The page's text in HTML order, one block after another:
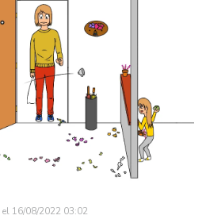
el 16/08/2022 03:02